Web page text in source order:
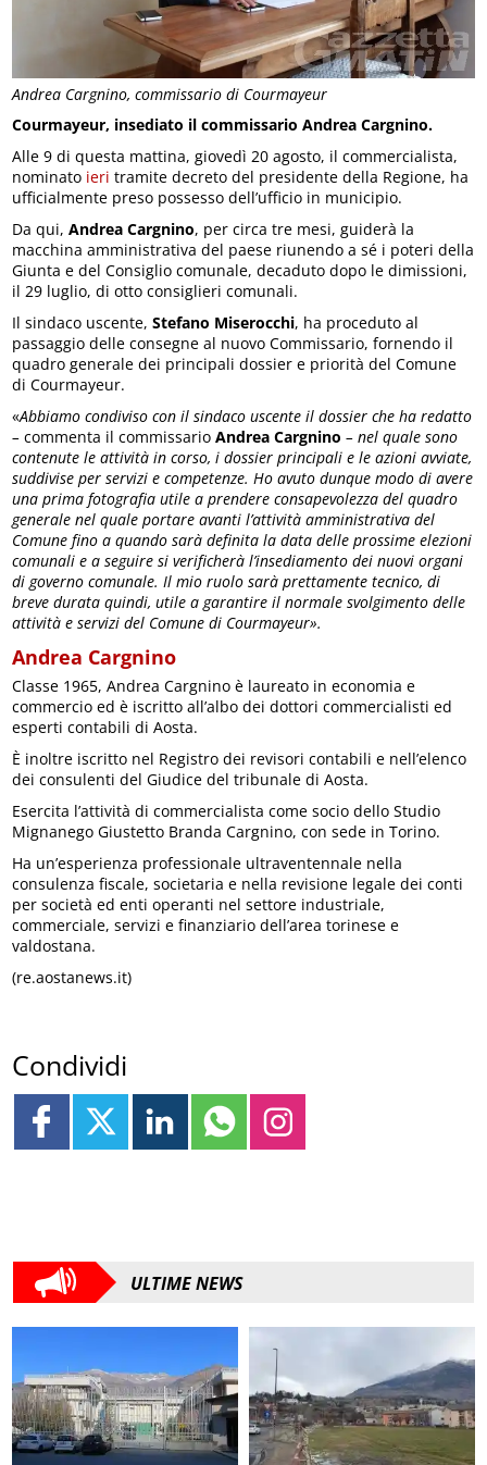
Andrea Cargnino, commissario di Courmayeur
Courmayeur, insediato il commissario Andrea Cargnino.
Alle 9 di questa mattina, giovedì 20 agosto, il commercialista,
nominato ieri tramite decreto del presidente della Regione, ha
ufficialmente preso possesso dell’ufficio in municipio.
Da qui,Andrea Cargnino, per circa tre mesi, guiderà la
macchina amministrativa del paese riunendo a sé i poteri della
Giunta e del Consiglio comunale, decaduto dopo le dimissioni,
il 29 luglio, di otto consiglieri comunali.
Il sindaco uscente,Stefano Miserocchi, ha proceduto al
passaggio delle consegne al nuovo Commissario, fornendo il
quadro generale dei principali dossier e priorità del Comune
di Courmayeur.
«Abbiamo condiviso con il sindaco uscente il dossier che ha redatto
–commenta il commissarioAndrea Cargnino – nel quale sono
contenute le attività in corso, i dossier principali e le azioni avviate,
suddivise per servizi e competenze. Ho avuto dunque modo di avere
una prima fotografia utile a prendere consapevolezza del quadro
generale nel quale portare avanti l’attività amministrativa del
Comune fino a quando sarà definita la data delle prossime elezioni
comunali e a seguire si verificherà l’insediamento dei nuovi organi
di governo comunale. Il mio ruolo sarà prettamente tecnico, di
breve durata quindi, utile a garantire il normale svolgimento delle
attività e servizi del Comune di Courmayeur».
Andrea Cargnino
Classe 1965, Andrea Cargnino è laureato in economia e
commercio ed è iscritto all’albo dei dottori commercialisti ed
esperti contabili di Aosta.
È inoltre iscritto nel Registro dei revisori contabili e nell’elenco
dei consulenti del Giudice del tribunale di Aosta.
Esercita l’attività di commercialista come socio dello Studio
Mignanego Giustetto Branda Cargnino, con sede in Torino.
Ha un’esperienza professionale ultraventennale nella
consulenza fiscale, societaria e nella revisione legale dei conti
per società ed enti operanti nel settore industriale,
commerciale, servizi e finanziario dell’area torinese e
valdostana.
(re.aostanews.it)
Condividi
ULTIME NEWS